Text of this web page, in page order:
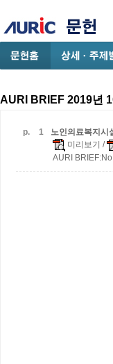
AURI BRIEF 2019년
p. 1
노인의료복지시
미리보기 /
AURI